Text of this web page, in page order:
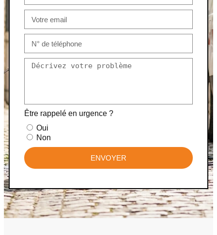
Être rappelé en urgence ?
Oui
Non
ENVOYER